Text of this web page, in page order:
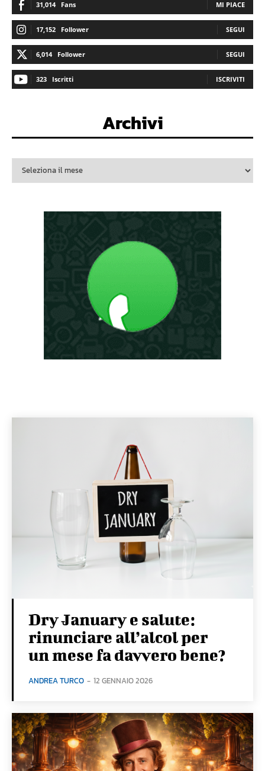
31,014 Fans MI PIACE
17,152 Follower SEGUI
6,014 Follower SEGUI
323 Iscritti ISCRIVITI
Archivi
Dry January e salute:
rinunciare all’alcol per
un mese fa davvero bene?
ANDREA TURCO - 12 GENNAIO 2026